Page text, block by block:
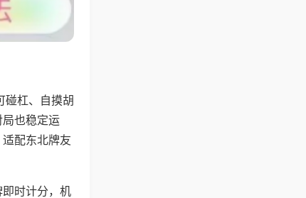
碰杠、自摸胡
也稳定运
配东北牌友
时计分，机